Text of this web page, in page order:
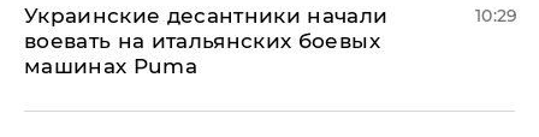
Украинские десантники начали
воевать на итальянских боевых
машинах Puma
10:29